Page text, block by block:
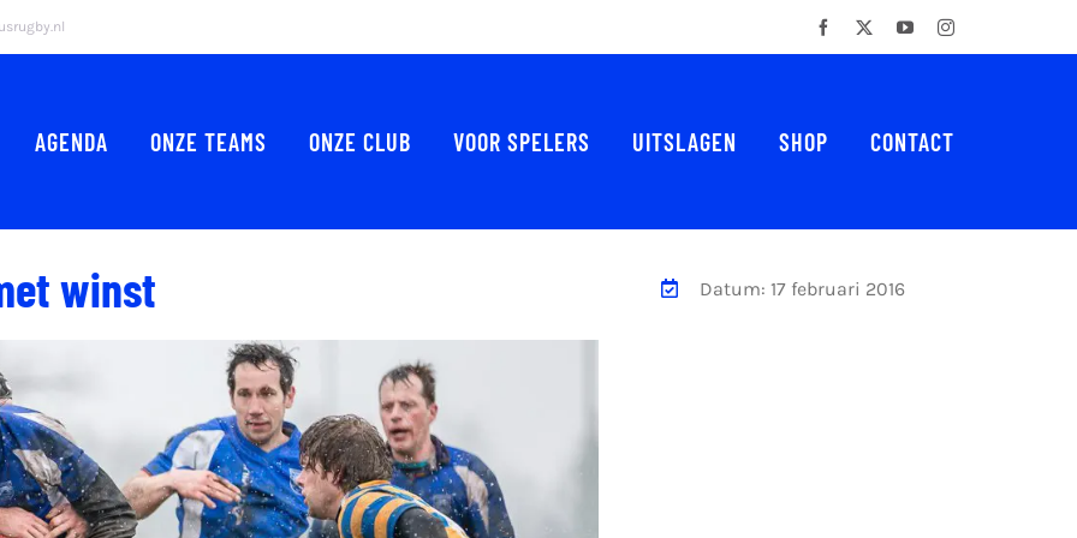
Facebook YouTubeInstagram
AGENDA ONZE TEAMS ONZE CLUB VOOR SPELERS UITSLAGEN SHOP CONTACT
winst Datum: 17 februari 2016